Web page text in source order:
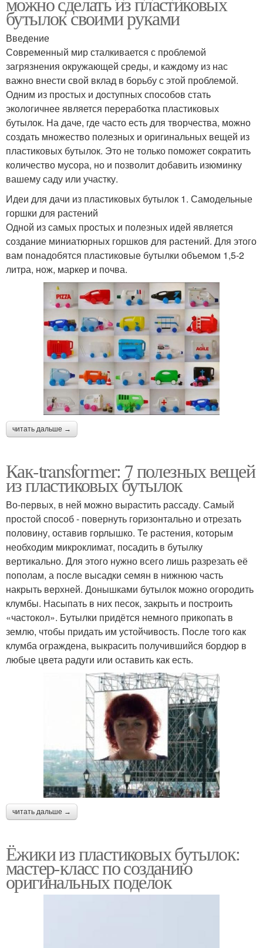
бутылок своими руками
Введение
Современный мир сталкивается с проблемой
загрязнения окружающей среды, и каждому из нас
важно внести свой вклад в борьбу с этой проблемой.
Одним из простых и доступных способов стать
экологичнее является переработка пластиковых
бутылок. На даче, где часто есть для творчества, можно
создать множество полезных и оригинальных вещей из
пластиковых бутылок. Это не только поможет сократить
количество мусора, но и позволит добавить изюминку
вашему саду или участку.
Идеи для дачи из пластиковых бутылок 1. Самодельные
горшки для растений
Одной из самых простых и полезных идей является
создание миниатюрных горшков для растений. Для этого
вам понадобятся пластиковые бутылки объемом 1,5-2
литра, нож, маркер и почва.
читать дальше →
Как-transformer: 7 полезных вещей
из пластиковых бутылок
Во-первых, в ней можно вырастить рассаду. Самый
простой способ - повернуть горизонтально и отрезать
половину, оставив горлышко. Те растения, которым
необходим микроклимат, посадить в бутылку
вертикально. Для этого нужно всего лишь разрезать её
пополам, а после высадки семян в нижнюю часть
накрыть верхней. Донышками бутылок можно огородить
клумбы. Насыпать в них песок, закрыть и построить
«частокол». Бутылки придётся немного прикопать в
землю, чтобы придать им устойчивость. После того как
клумба ограждена, выкрасить получившийся бордюр в
любые цвета радуги или оставить как есть.
читать дальше →
Ёжики из пластиковых бутылок:
мастер-класс по созданию
оригинальных поделок